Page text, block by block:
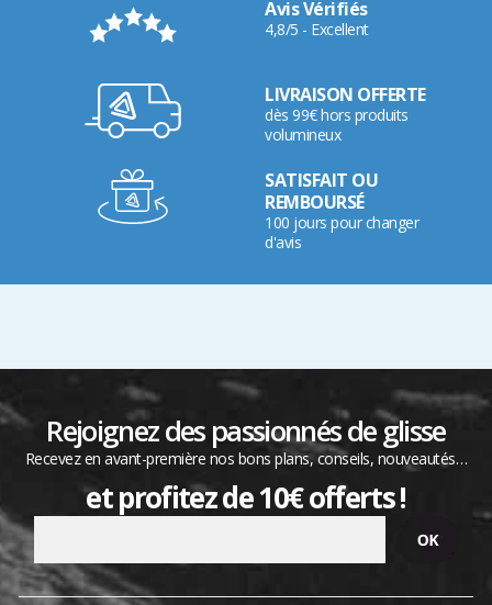
Avis Vérifiés
4,8/5 - Excellent
LIVRAISON OFFERTE
dès 99€ hors produits
volumineux
SATISFAIT OU
REMBOURSÉ
100 jours pour changer
d'avis
Rejoignez des passionnés de glisse
Recevez en avant-première nos bons plans, conseils, nouveautés…
et profitez de 10€ offerts !